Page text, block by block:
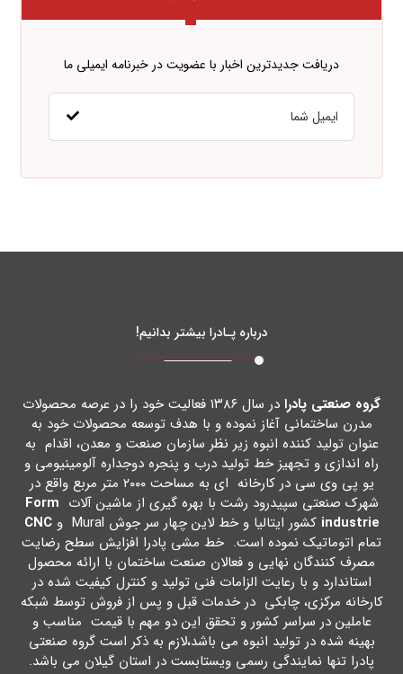
دریافت جدیدترین اخبار با عضویت در خبرنامه ایمیلی ما
درباره پـادرا بیشتر بدانیم!
گروه صنعتی پادرا
در سال ۱۳۸۶ فعالیت خود را در عرصه محصولات
مدرن ساختمانی آغاز نموده و با هدف توسعه محصولات خود به
عنوان تولید کننده انبوه زیر نظر سازمان صنعت و معدن، اقدام به
راه اندازي و تجهیز خط تولید درب و پنجره دوجداره آلومینیومی و
یو پی وي سی در کارخانه اي به مساحت ۲۰۰۰ متر مربع واقع در
شهرك صنعتی سپیدرود رشت با بهره گیري از ماشین آلات Form
industrie کشور ایتالیا و خط لاین چهار سر جوش Mural و
CNC
تمام اتوماتیک نموده است. خط مشی پادرا افزایش سطح رضایت
مصرف کنندگان نهایی و فعالان صنعت ساختمان با ارائه محصول
استاندارد و با رعایت الزامات فنی تولید و کنترل کیفیت شده در
کارخانه مرکزي، چابکی در خدمات قبل و پس از فروش توسط شبکه
عاملین در سراسر کشور و تحقق این دو مهم با قیمت مناسب و
بهینه شده در تولید انبوه می باشد،لازم به ذکر است گروه صنعتی
پادرا تنها نمایندگی رسمی ویستابست در استان گیلان می باشد.